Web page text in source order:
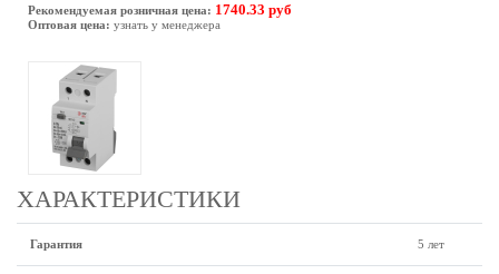
Рекомендуемая розничная цена: 1740.33 руб
Оптовая цена: узнать у менеджера
ХАРАКТЕРИСТИКИ
Гарантия 5 лет